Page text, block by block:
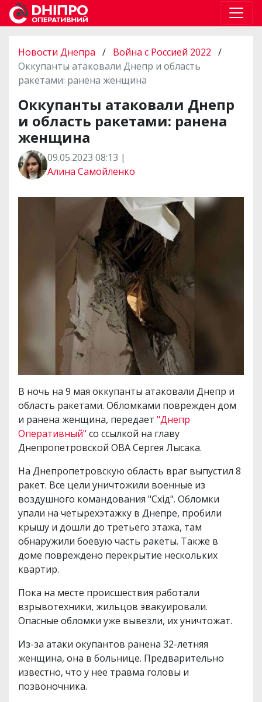
Новости Днепра / Война с Россией 2022 /
Оккупанты атаковали Днепр и область
ракетами: ранена женщина
Оккупанты атаковали Днепр
и область ракетами: ранена
женщина
09.05.2023 08:13 |
Алина Самойленко
В ночь на 9 мая оккупанты атаковали Днепр и
область ракетами. Обломками поврежден дом
и ранена женщина, передает "Днепр
Оперативный" со ссылкой на главу
Днепропетровской ОВА Сергея Лысака.
На Днепропетровскую область враг выпустил 8
ракет. Все цели уничтожили военные из
воздушного командования "Схід". Обломки
упали на четырехэтажку в Днепре, пробили
крышу и дошли до третьего этажа, там
обнаружили боевую часть ракеты. Также в
доме повреждено перекрытие нескольких
квартир.
Пока на месте происшествия работали
взрывотехники, жильцов эвакуировали.
Опасные обломки уже вывезли, их уничтожат.
Из-за атаки окупантов ранена 32-летняя
женщина, она в больнице. Предварительно
известно, что у нее травма головы и
позвоночника.